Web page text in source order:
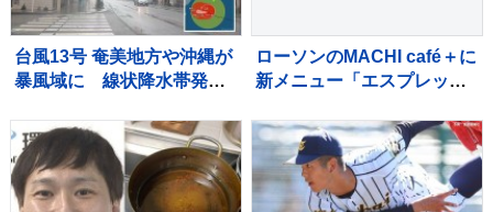
台風13号 奄美地方や沖縄が
暴風域に 線状降水帯発生
迎えるも国際通りでは臨時
休業が相次ぐ 8日にかけて
暴風・高波・土砂災害に厳
重警戒
ローソンのMACHI café＋に
新メニュー「エスプレッソ